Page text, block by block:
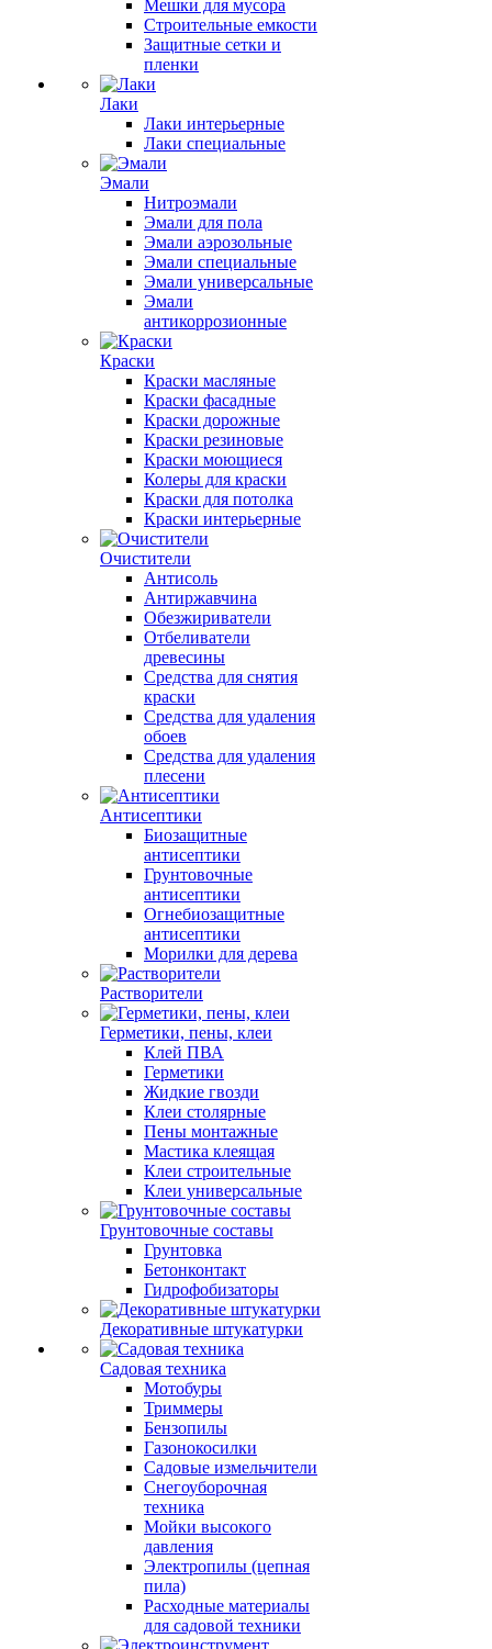
Мешки для мусора
Строительные емкости
Защитные сетки и
пленки
Лаки
Лаки интерьерные
Лаки специальные
Эмали
Нитроэмали
Эмали для пола
Эмали аэрозольные
Эмали специальные
Эмали универсальные
Эмали
антикоррозионные
Краски
Краски масляные
Краски фасадные
Краски дорожные
Краски резиновые
Краски моющиеся
Колеры для краски
Краски для потолка
Краски интерьерные
Очистители
Антисоль
Антиржавчина
Обезжириватели
Отбеливатели
древесины
Средства для снятия
краски
Средства для удаления
обоев
Средства для удаления
плесени
Антисептики
Биозащитные
антисептики
Грунтовочные
антисептики
Огнебиозащитные
антисептики
Морилки для дерева
Растворители
Герметики, пены, клеи
Клей ПВА
Герметики
Жидкие гвозди
Клеи столярные
Пены монтажные
Мастика клеящая
Клеи строительные
Клеи универсальные
Грунтовочные составы
Грунтовка
Бетонконтакт
Гидрофобизаторы
Декоративные штукатурки
Садовая техника
Мотобуры
Триммеры
Бензопилы
Газонокосилки
Садовые измельчители
Снегоуборочная
техника
Мойки высокого
давления
Электропилы (цепная
пила)
Расходные материалы
для садовой техники